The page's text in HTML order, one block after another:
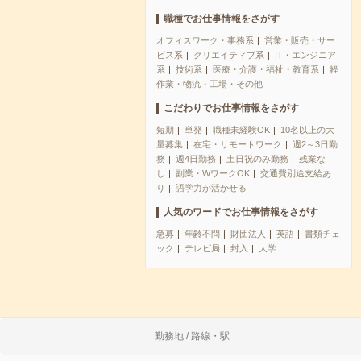
職種でお仕事情報をさがす
オフィスワーク・事務系
営業・販売・サー
ビス系
クリエイティブ系
IT・エンジニア
系
技術系 医療・介護・福祉・教育系
軽
作業・物流・工場・その他
こだわりでお仕事情報をさがす
短期 単発 職種未経験OK
10名以上の大
量募集
在宅・リモートワーク
週2～3日勤
務
週4日勤務 土日祝のみ勤務
残業な
し
副業・WワークOK
交通費別途支給あ
り
語学力が活かせる
人気のワードでお仕事情報をさがす
急募 年齢不問 財団法人 英語
書類チェ
ック
テレビ局 封入 大学
勤務地 / 路線・駅